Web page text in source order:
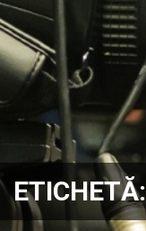
ETICHETĂ: